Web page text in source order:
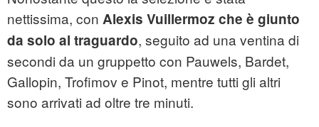
nettissima, con Alexis Vuillermoz che è giunto
da solo al traguardo, seguito ad una ventina di
secondi da un gruppetto con Pauwels, Bardet,
Gallopin, Trofimov e Pinot, mentre tutti gli altri
sono arrivati ad oltre tre minuti.